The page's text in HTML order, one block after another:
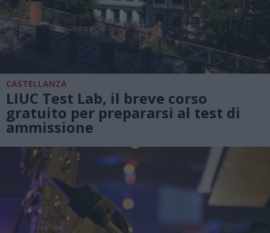
CASTELLANZA
LIUC Test Lab, il breve corso
gratuito per prepararsi al test di
ammissione